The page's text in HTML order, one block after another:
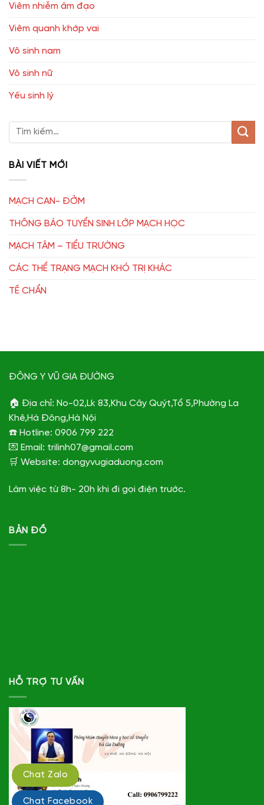
Viêm nhiễm âm đạo
Viêm quanh khớp vai
Vô sinh nam
Vô sinh nữ
Yếu sinh lý
BÀI VIẾT MỚI
MẠCH CAN- ĐỞM
THÔNG BÁO TUYỂN SINH LỚP MẠCH HỌC
MẠCH TÂM – TIỂU TRƯỜNG
CÁC THỂ TRẠNG MẠCH KHÓ TRỊ KHÁC
TỀ CHẨN
ĐÔNG Y VŨ GIA ĐƯỜNG
🏠 Địa chỉ: No-02,Lk 83,Khu Cây Quýt,Tổ 5,Phường La
Khê,Hà Đông,Hà Nội
☎️ Hotline: 0906 799 222
💌 Email: trilinh07@gmail.com
🛒 Website: dongyvugiaduong.com
Làm việc từ 8h- 20h khi đi gọi điện trước.
BẢN ĐỒ
HỖ TRỢ TƯ VẤN
Chat Zalo
Chat Facebook